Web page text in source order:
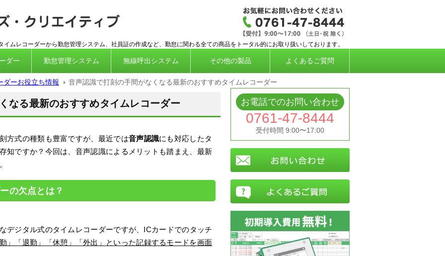
ICカード対応タイムレコーダー、勤怠管理システムなら
ムレコーダーから勤怠管理システム、社員証の作成など、勤怠に関わる全ての商品をトータル的にお取り扱いしております。
ダー 勤怠管理システム 無線呼出システム その他の製品 よくあるご質問
ダーお役立ち情報 音声認識で打刻の手間がなくなる最新のおすすめタイムレコーダー
なる最新のおすすめタイムレコーダー
方式の種類も豊富ですが、最近では音声認識にも対応したタ
知ですか？今回は、音声認識によるメリットも踏まえ、最新
の欠点とは？
デジタル式のタイムレコーダーですが、ICカードでのタッチ
」「退勤」「休憩」「外出」といった記録するモードを画面
お電話でのお問い合わせ
0761-47-8444
受付時間 9:00〜17:00